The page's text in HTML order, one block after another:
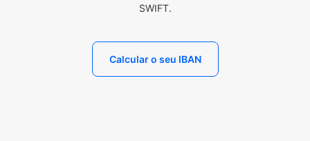
SWIFT.
Calcular o seu IBAN